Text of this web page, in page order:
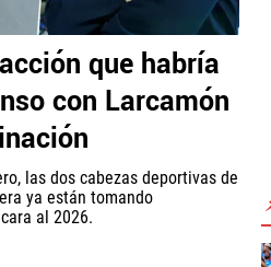
que habría
con Larcamón
las dos cabezas deportivas de
ya están tomando
al 2026.